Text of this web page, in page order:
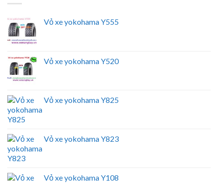
Vỏ xe yokohama Y555
Vỏ xe yokohama Y520
Vỏ xe yokohama Y825
Vỏ xe yokohama Y823
Vỏ xe yokohama Y108